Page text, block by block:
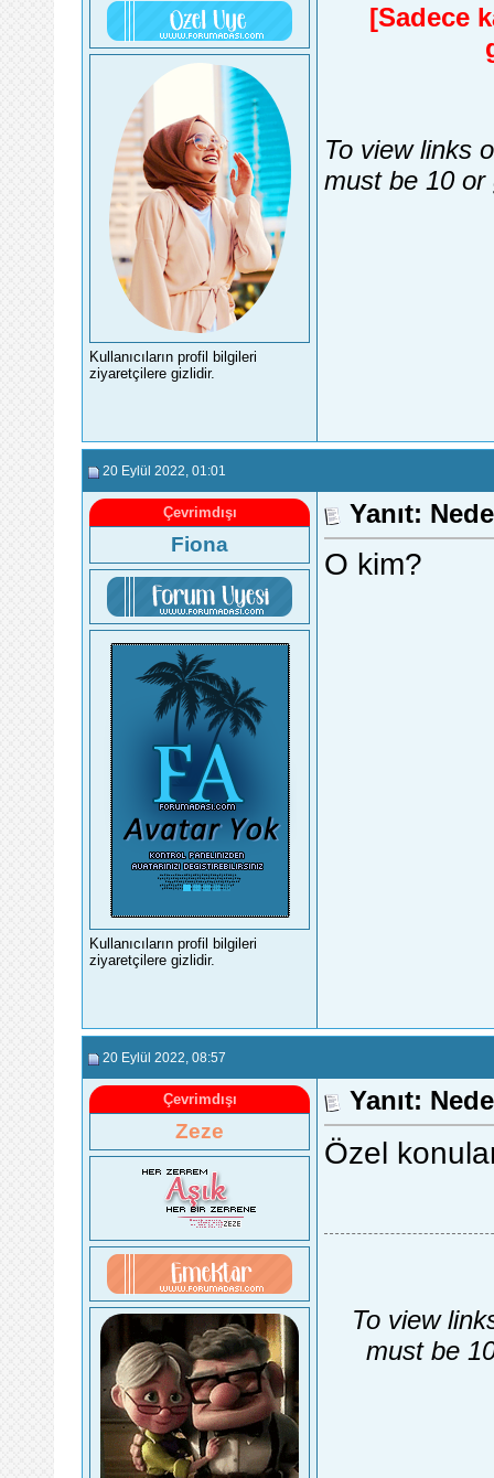
Kullanıcıların profil bilgileri
ziyaretçilere gizlidir.
[Sadece
To view links
must be 10 or
20 Eylül 2022 , 01:01
Çevrimdışı
Fiona
Kullanıcıların profil bilgileri
ziyaretçilere gizlidir.
Yanıt:
O kim?
20 Eylül 2022 , 08:57
Çevrimdışı
Zeze
Yanıt:
Özel
To view
must be